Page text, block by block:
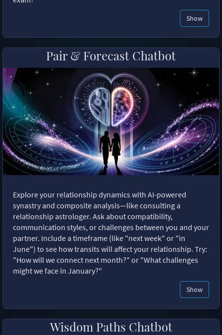
Show
Pair & Forecast Chatbot
Explore your relationship dynamics with AI-powered
synastry and composite analysis—like consulting a
relationship astrologer. Ask about compatibility,
communication styles, or challenges between you and your
partner. Include a timeframe (like "next week" or "in
June") to see how transits will affect your relationship. Try:
"How will we connect next month?" or "What challenges
might we face in January?"
Show
Wisdom Paths Chatbot